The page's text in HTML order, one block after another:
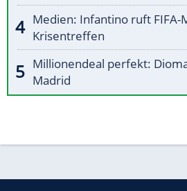
Medien: Infantino ruft FIFA-
Krisentreffen
Millionendeal perfekt:
Madrid